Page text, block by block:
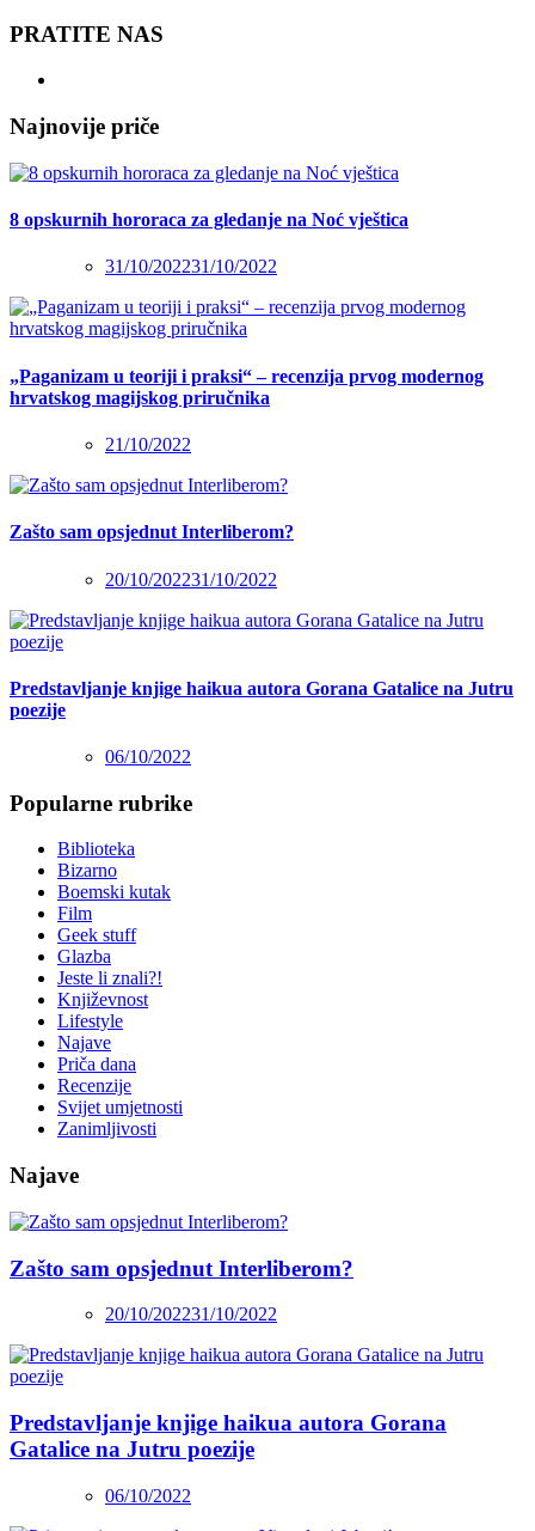
PRATITE NAS
Najnovije priče
8 opskurnih hororaca za gledanje na Noć vještica
31/10/202231/10/2022
„Paganizam u teoriji i praksi“ – recenzija prvog modernog
hrvatskog magijskog priručnika
21/10/2022
Zašto sam opsjednut Interliberom?
20/10/202231/10/2022
Predstavljanje knjige haikua autora Gorana Gatalice na Jutru
poezije
06/10/2022
Popularne rubrike
Biblioteka
Bizarno
Boemski kutak
Film
Geek stuff
Glazba
Jeste li znali?!
Književnost
Lifestyle
Najave
Priča dana
Recenzije
Svijet umjetnosti
Zanimljivosti
Najave
Zašto sam opsjednut Interliberom?
20/10/202231/10/2022
Predstavljanje knjige haikua autora Gorana
Gatalice na Jutru poezije
06/10/2022